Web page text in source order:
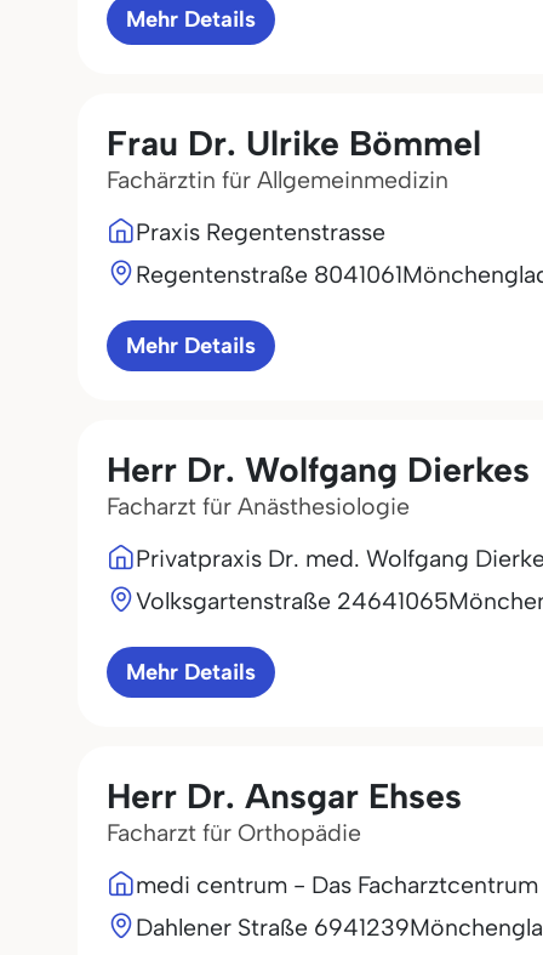
Mehr Details
Frau Dr. Ulrike Bömmel
Fachärztin für Allgemeinmedizin
Praxis Regentenstrasse
Regentenstraße 8041061
Mehr Details
Herr Dr. Wolfgang Dierkes
Facharzt für Anästhesiologie
Privatpraxis Dr. med. Wolfgang
Volksgartenstraße 24641065
Mehr Details
Herr Dr. Ansgar Ehses
Facharzt für Orthopädie
medi centrum - Das Facharztcentrum
Dahlener Straße 6941239